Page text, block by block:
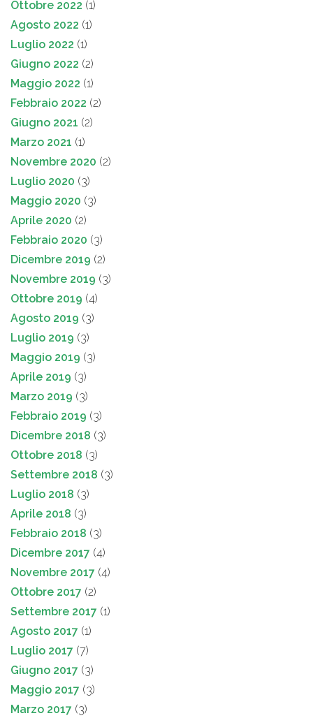
Ottobre 2022 (1)
Agosto 2022 (1)
Luglio 2022 (1)
Giugno 2022 (2)
Maggio 2022 (1)
Febbraio 2022 (2)
Giugno 2021 (2)
Marzo 2021 (1)
Novembre 2020 (2)
Luglio 2020 (3)
Maggio 2020 (3)
Aprile 2020 (2)
Febbraio 2020 (3)
Dicembre 2019 (2)
Novembre 2019 (3)
Ottobre 2019 (4)
Agosto 2019 (3)
Luglio 2019 (3)
Maggio 2019 (3)
Aprile 2019 (3)
Marzo 2019 (3)
Febbraio 2019 (3)
Dicembre 2018 (3)
Ottobre 2018 (3)
Settembre 2018 (3)
Luglio 2018 (3)
Aprile 2018 (3)
Febbraio 2018 (3)
Dicembre 2017 (4)
Novembre 2017 (4)
Ottobre 2017 (2)
Settembre 2017 (1)
Agosto 2017 (1)
Luglio 2017 (7)
Giugno 2017 (3)
Maggio 2017 (3)
Marzo 2017 (3)